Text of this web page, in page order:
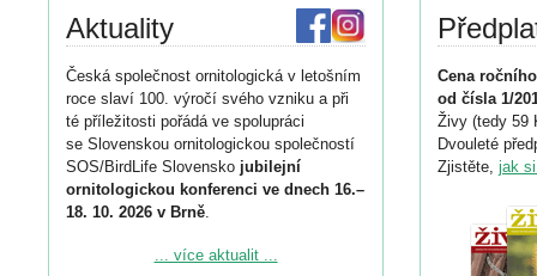
Aktuality
Česká společnost ornitologická v letošním
roce slaví 100. výročí svého vzniku a při
té příležitosti pořádá ve spolupráci
se Slovenskou ornitologickou společností
SOS/BirdLife Slovensko jubilejní
ornitologickou konferenci ve dnech 16.–
18. 10. 2026 v Brně.
Podrobnější informace ke konferenci
... více aktualit ...
Cena
od čísla 1/
Živy (tedy 59
Dvouleté
Zjistěte, jak